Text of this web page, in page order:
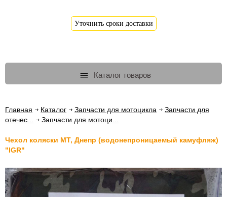
Уточнить сроки доставки
Каталог товаров
Главная Каталог Запчасти для мотоцикла
Запчасти для
отечес...
Запчасти для мотоци...
Чехол коляски МТ, Днепр (водонепроницаемый камуфляж)
"IGR"